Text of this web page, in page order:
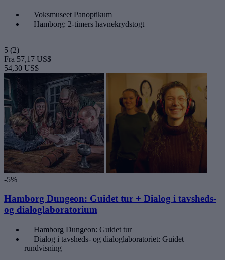
Voksmuseet Panoptikum
Hamborg: 2-timers havnekrydstogt
5 (2)
Fra 57,17 US$
54,30 US$
-5%
Hamborg Dungeon: Guidet tur + Dialog i tavsheds-
og dialoglaboratorium
Hamborg Dungeon: Guidet tur
Dialog i tavsheds- og dialoglaboratoriet: Guidet
rundvisning